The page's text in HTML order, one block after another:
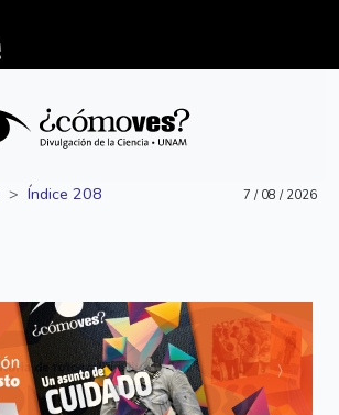
Índice 208
7 / 08 / 2026
Anterior